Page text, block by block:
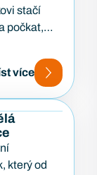
stačí
počkat,
více
který od